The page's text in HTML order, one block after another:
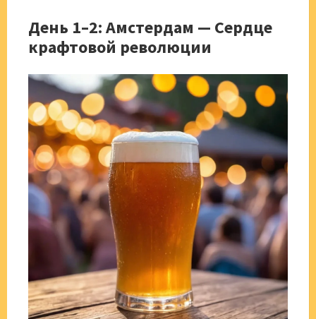
День 1–2: Амстердам — Сердце
крафтовой революции